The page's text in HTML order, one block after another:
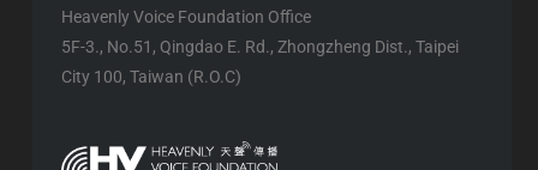
Heavenly Voice Foundation Office
5F-3., No.51, Qingdao E. Rd., Zhongzheng Dist., Taipei
City 100, Taiwan (R.O.C)